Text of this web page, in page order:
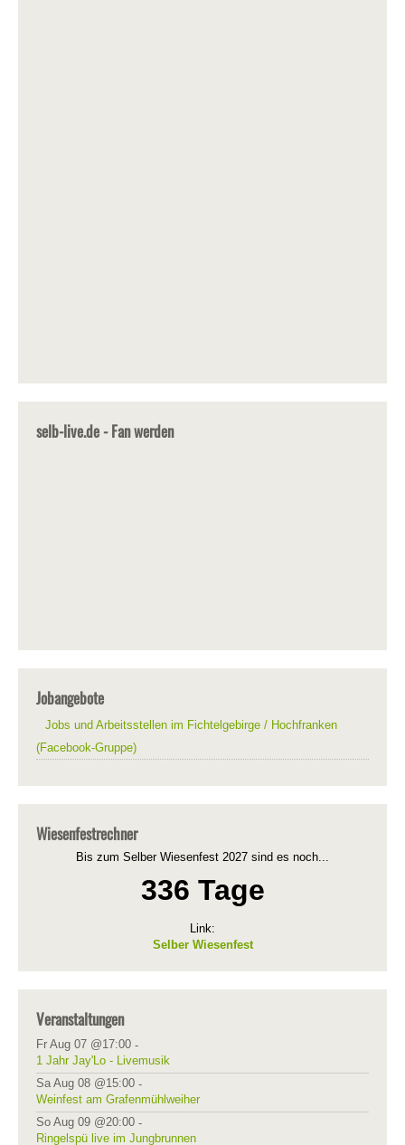
selb-live.de - Fan werden
Jobangebote
Jobs und Arbeitsstellen im Fichtelgebirge / Hochfranken
(Facebook-Gruppe)
Wiesenfestrechner
Bis zum Selber Wiesenfest 2027 sind es noch...
336 Tage
Link:
Selber Wiesenfest
Veranstaltungen
Fr Aug 07 @17:00 -
1 Jahr Jay'Lo - Livemusik
Sa Aug 08 @15:00 -
Weinfest am Grafenmühlweiher
So Aug 09 @20:00 -
Ringelspü live im Jungbrunnen